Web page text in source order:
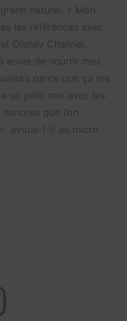
naturel. « Mon
les références avec
Disney Channel,
envie de nourrir mes
parce que ça me
un petit mix avec les
que l’on
avoue-t-il au micro